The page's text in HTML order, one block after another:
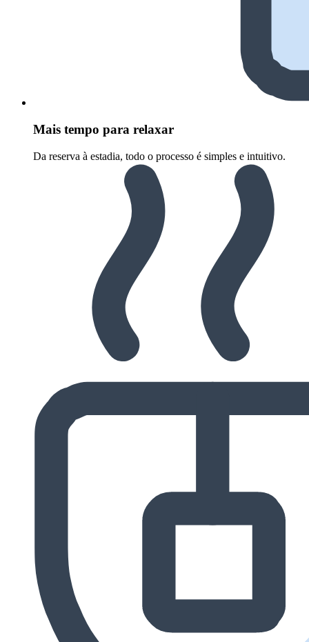
Mais tempo para relaxar
Da reserva à estadia, todo o processo é simples e intuitivo.